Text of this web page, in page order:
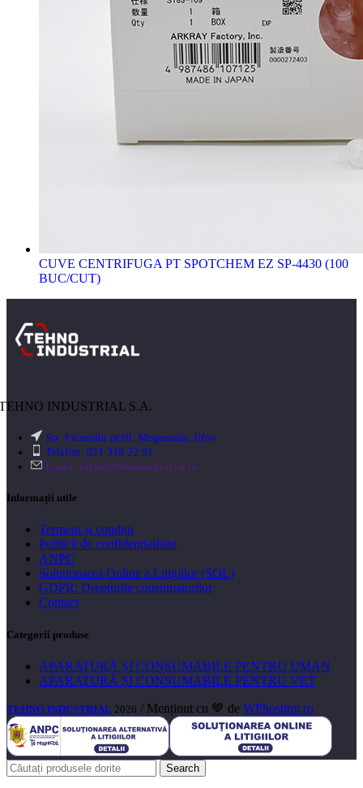
CUVE CENTRIFUGA PT SPOTCHEM EZ SP-4430 (100
BUC/CUT)
INDUSTRIAL S.A.
Str. Ficusului nr10, Mogosoaia, Ilfov
Telefon: 021 318 22 91
Email: office@tehnoindustrial.ro
Informații utile
Termeni și condiții
Politică de confidențialitate
ANPC
Solutionarea Online a Litigiilor (SOL)
GDPR: Drepturile consumatorilor
Contact
Categorii produse
APARATURĂ ȘI CONSUMABILE PENTRU UMAN
APARATURĂ ȘI CONSUMABILE PENTRU VET
TEHNO INDUSTRIAL 2026 / Menținut cu 💙 de WPhosting.ro
Search